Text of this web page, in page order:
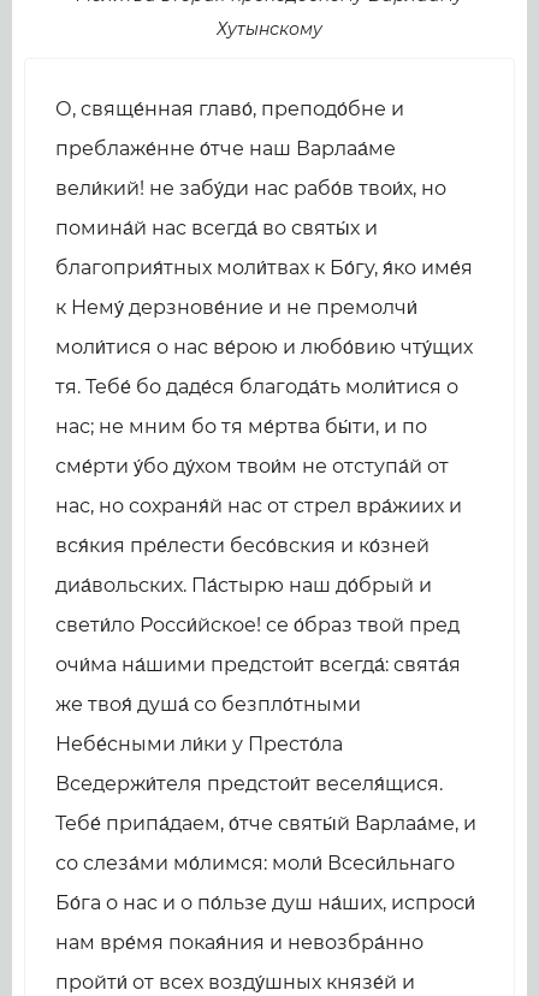
Хутынскому
О, свяще́нная главо́, преподо́бне и
преблаже́нне о́тче наш Варлаа́ме
вели́кий! не забу́ди нас рабо́в твои́х, но
помина́й нас всегда́ во святы́х и
благоприя́тных моли́твах к Бо́гу, я́ко име́я
к Нему́ дерзнове́ние и не премолчи́
моли́тися о нас ве́рою и любо́вию чту́щих
тя. Тебе́ бо даде́ся благода́ть моли́тися о
нас; не мним бо тя ме́ртва бы́ти, и по
сме́рти у́бо ду́хом твои́м не отступа́й от
нас, но сохраня́й нас от стрел вра́жиих и
вся́кия пре́лести бесо́вския и ко́зней
диа́вольских. Па́стырю наш до́брый и
свети́ло Росси́йское! се о́браз твой пред
очи́ма на́шими предстои́т всегда́: свята́я
же твоя́ душа́ со безпло́тными
Небе́сными ли́ки у Престо́ла
Вседержи́теля предстои́т веселя́щися.
Тебе́ припа́даем, о́тче святы́й Варлаа́ме, и
со слеза́ми мо́лимся: моли́ Всеси́льнаго
Бо́га о нас и о по́льзе душ на́ших, испроси́
нам вре́мя покая́ния и невозбра́нно
пройти́ от всех возду́шных князе́й и